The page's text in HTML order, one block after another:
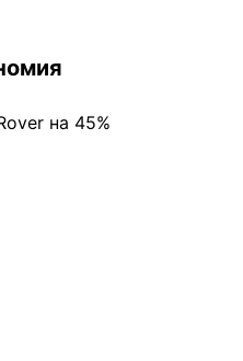
на 45%